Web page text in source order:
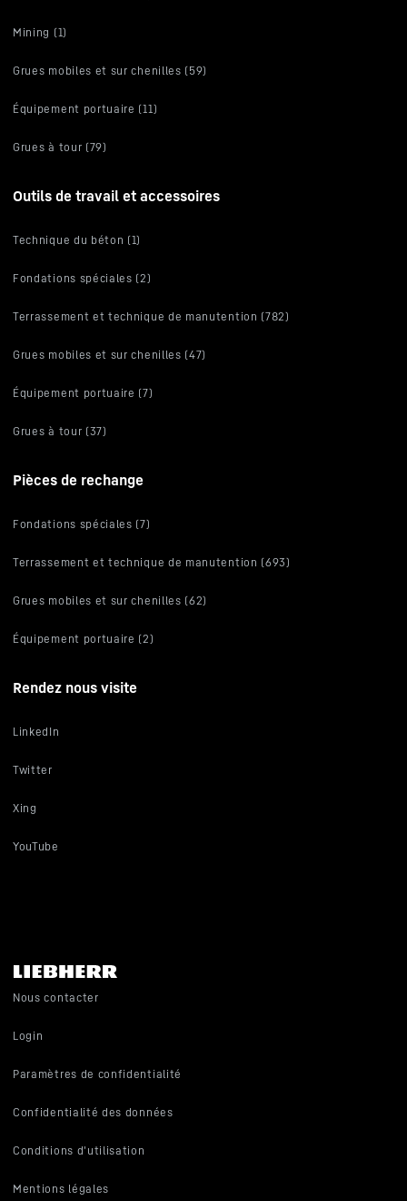
Mining (1)
Grues mobiles et sur chenilles (59)
Équipement portuaire (11)
Grues à tour (79)
Outils de travail et accessoires
Technique du béton (1)
Fondations spéciales (2)
Terrassement et technique de manutention (782)
Grues mobiles et sur chenilles (47)
Équipement portuaire (7)
Grues à tour (37)
Pièces de rechange
Fondations spéciales (7)
Terrassement et technique de manutention (693)
Grues mobiles et sur chenilles (62)
Équipement portuaire (2)
Rendez nous visite
LinkedIn
Twitter
Xing
YouTube
Nous contacter
Login
Paramètres de confidentialité
Confidentialité des données
Conditions d'utilisation
Mentions légales